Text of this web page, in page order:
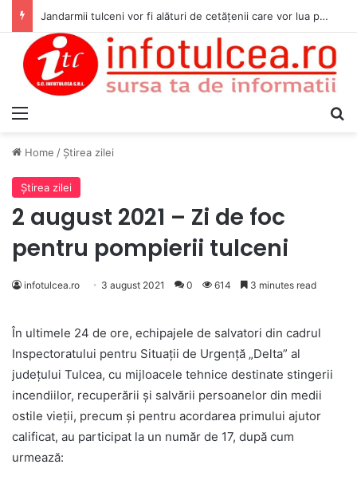
Jandarmii tulceni vor fi alături de cetățenii care vor lua parte la Festivalul Folk Țestos
Home / Ştirea zilei
Ştirea zilei
2 august 2021 – Zi de foc
pentru pompierii tulceni
infotulcea.ro 3 august 2021 0 614 3 minutes read
În ultimele 24 de ore, echipajele de salvatori din cadrul
Inspectoratului pentru Situații de Urgență „Delta” al
județului Tulcea, cu mijloacele tehnice destinate stingerii
incendiilor, recuperării și salvării persoanelor din medii
ostile vieții, precum și pentru acordarea primului ajutor
calificat, au participat la un număr de 17, după cum
urmează: